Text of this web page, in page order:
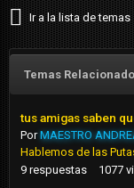
Ir a la lista de temas
Temas
tus amigas saben
PorMAESTRO
Hablemos de las
9 respuestas 1077